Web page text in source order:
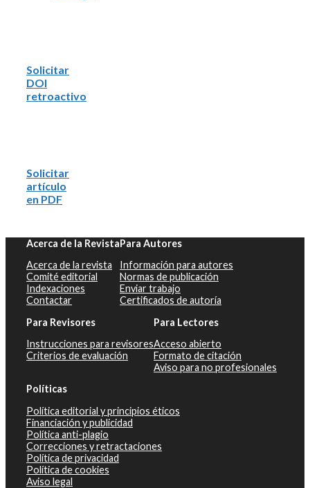
Solicitar
DOI
retroactivo
Solicitar
artículo
en PDF
Acerca de la Revista
Acerca de la revista
Comité editorial
Indexaciones
Contactar
Para Autores
Información para autores
Normas de publicación
Enviar trabajo
Certificados de autoría
Para Revisores
Instrucciones para revisores
Criterios de evaluación
Para Lectores
Acceso abierto
Formato de citación
Aviso para no profesionales
Políticas
Política editorial y principios éticos
Financiación y publicidad
Política anti-plagio
Correcciones y retractaciones
Política de privacidad
Política de cookies
Aviso legal